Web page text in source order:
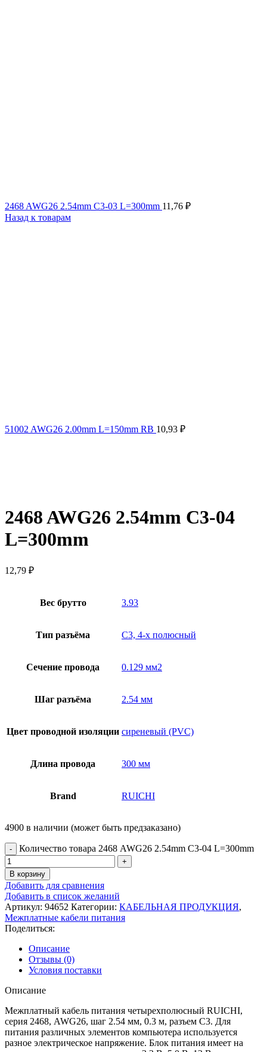
2468 AWG26 2.54mm C3-03 L=300mm 11,76 ₽
Назад к товарам
51002 AWG26 2.00mm L=150mm RB 10,93 ₽
2468 AWG26 2.54mm C3-04
L=300mm
12,79 ₽
Вес брутто 3.93
Тип разъёма C3, 4-х полюсный
Сечение провода 0.129 мм2
Шаг разъёма 2.54 мм
Цвет проводной изоляции сиреневый (PVC)
Длина провода 300 мм
Brand RUICHI
4900 в наличии (может быть предзаказано)
Количество товара 2468 AWG26 2.54mm C3-04 L=300mm
В корзину
Добавить для сравнения
Добавить в список желаний
Артикул: 94652 Категории: КАБЕЛЬНАЯ ПРОДУКЦИЯ,
Межплатные кабели питания
Поделиться:
Описание
Отзывы (0)
Условия поставки
Описание
Межплатный кабель питания четырехполюсный RUICHI,
серия 2468, AWG26, шаг 2.54 мм, 0.3 м, разъем C3. Для
питания различных элементов компьютера используется
разное электрическое напряжение. Блок питания имеет на